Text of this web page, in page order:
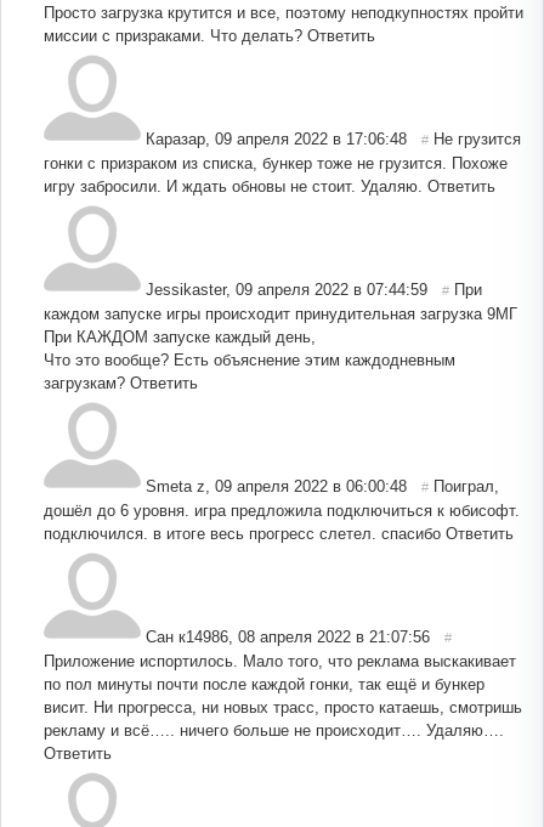
Просто загрузка крутится и все, поэтому неподкупностях пройти
миссии с призраками. Что делать? Ответить
Каразар 09 апреля 2022 в 17:06:48 # Не грузится
гонки с призраком из списка, бункер тоже не грузится. Похоже
игру забросили. И ждать обновы не стоит. Удаляю. Ответить
Jessikaster, 09 апреля 2022 в 07:44:59 # При
каждом запуске игры происходит принудительная загрузка 9МГ
При КАЖДОМ запуске каждый день,
Что это вообще? Есть объяснение этим каждодневным
загрузкам? Ответить
Smeta z 09 апреля 2022 в 06:00:48 # Поиграл,
дошёл до 6 уровня. игра предложила подключиться к юбисофт.
подключился. в итоге весь прогресс слетел. спасибо Ответить
Сан к14986 08 апреля 2022 в 21:07:56 #
Приложение испортилось. Мало того, что реклама выскакивает
по пол минуты почти после каждой гонки, так ещё и бункер
висит. Ни прогресса, ни новых трасс, просто катаешь, смотришь
рекламу и всё….. ничего больше не происходит…. Удаляю….
Ответить